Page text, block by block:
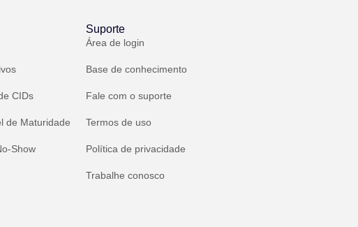
CIDs
de Maturidade
Show
Suporte
Área de login
Base de conhecimento
Fale com o suporte
Termos de uso
Política de privacidade
Trabalhe conosco